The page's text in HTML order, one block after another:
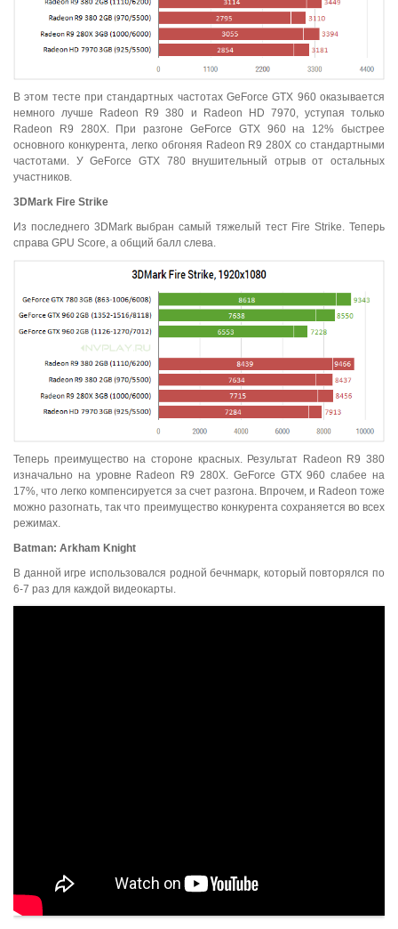
В этом тесте при стандартных частотах GeForce GTX 960 оказывается
немного лучше Radeon R9 380 и Radeon HD 7970, уступая только
Radeon R9 280X. При разгоне GeForce GTX 960 на 12% быстрее
основного конкурента, легко обгоняя Radeon R9 280X со стандартными
частотами. У GeForce GTX 780 внушительный отрыв от остальных
участников.
3DMark Fire Strike
Из последнего 3DMark выбран самый тяжелый тест Fire Strike. Теперь
справа GPU Score, а общий балл слева.
Теперь преимущество на стороне красных. Результат Radeon R9 380
изначально на уровне Radeon R9 280X. GeForce GTX 960 слабее на
17%, что легко компенсируется за счет разгона. Впрочем, и Radeon тоже
можно разогнать, так что преимущество конкурента сохраняется во всех
режимах.
Batman: Arkham Knight
В данной игре использовался родной бечнмарк, который повторялся по
6-7 раз для каждой видеокарты.